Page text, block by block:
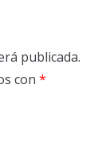
publicada.
con *